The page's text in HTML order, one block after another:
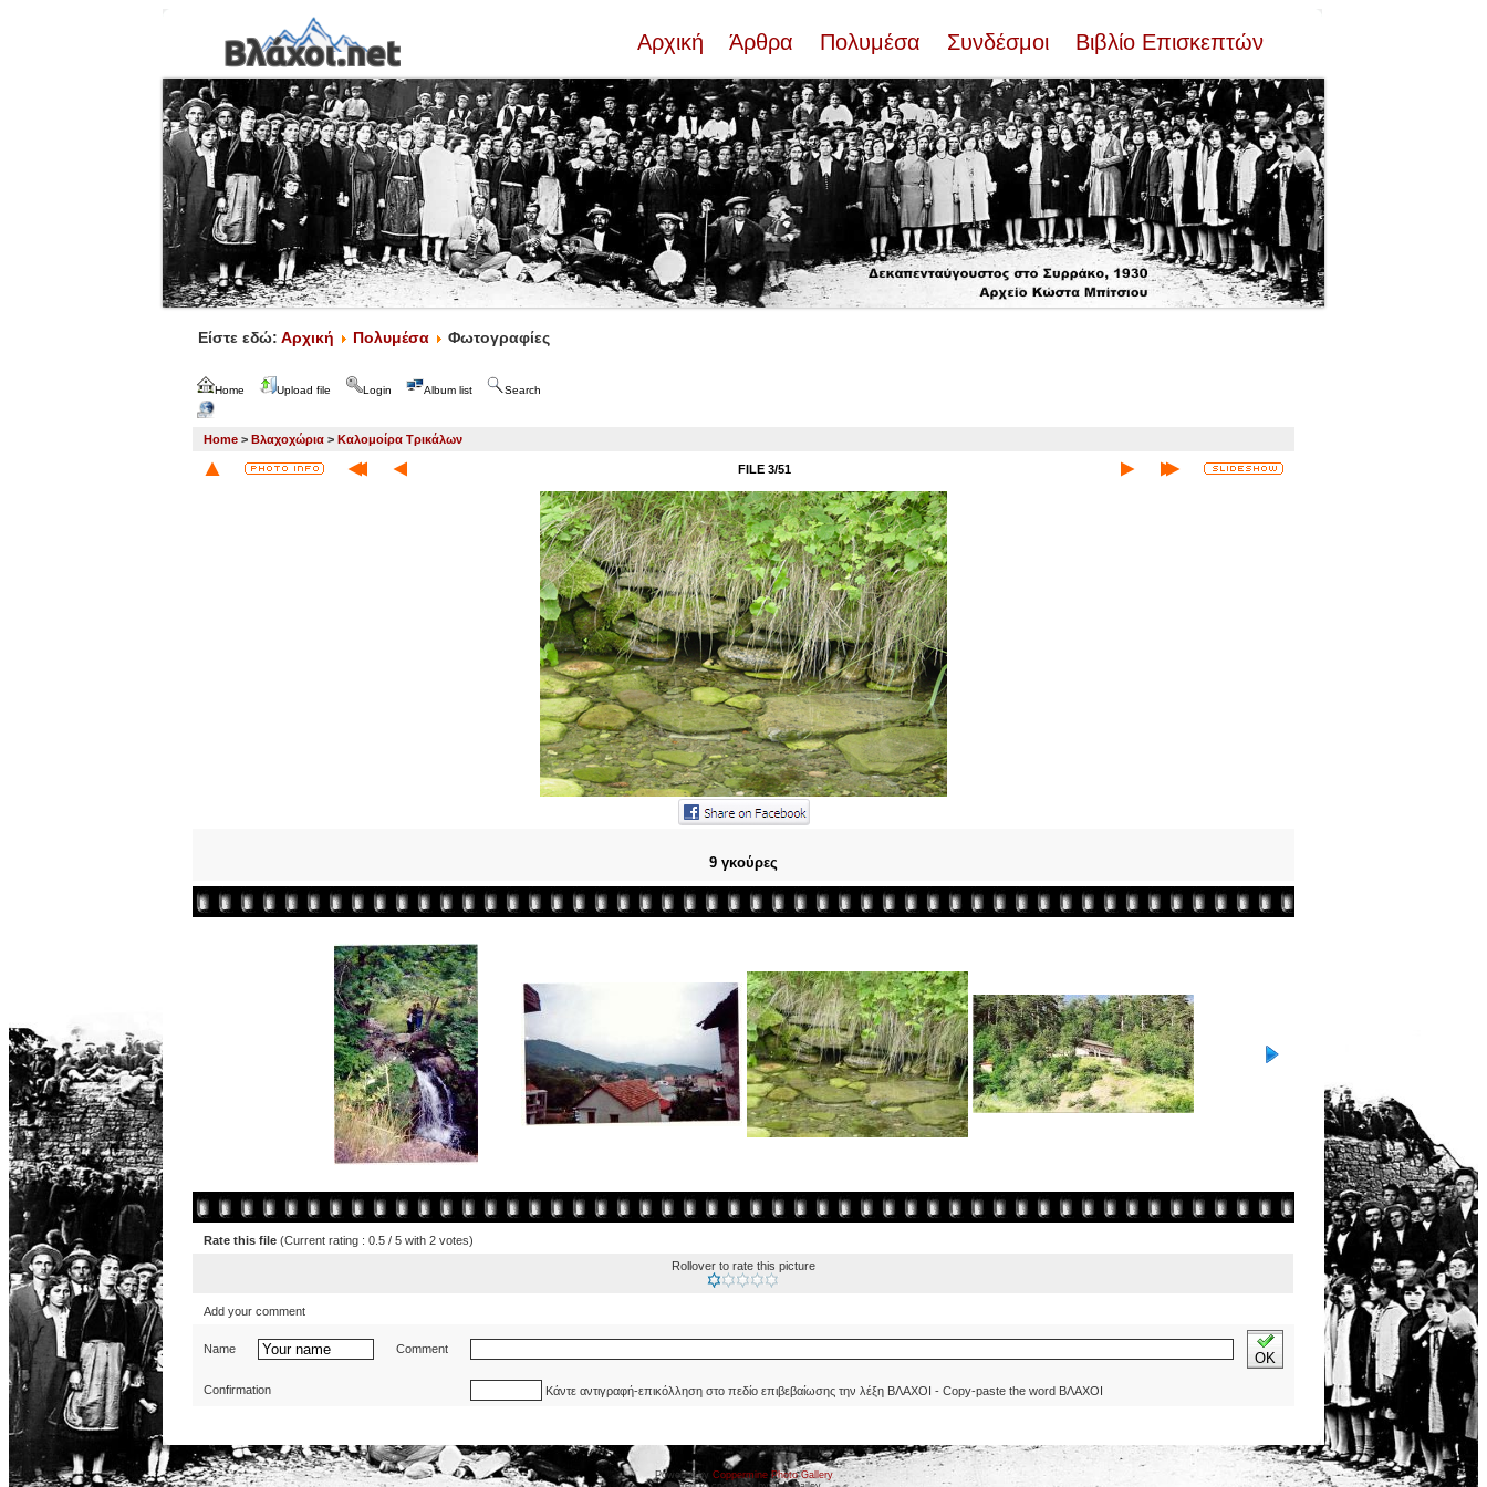
Αρχική Άρθρα Πολυμέσα Συνδέσμοι Βιβλίο Επισκεπτών
Είστε εδώ: Αρχική Πολυμέσα Φωτογραφίες
Home Upload file Login Album list Search
Home > Βλαχοχώρια > Καλομοίρα Τρικάλων
FILE 3/51
9 γκούρες
Rate this file (Current rating : 0.5 / 5 with 2 votes)
Rollover to rate this picture
Add your comment
Name Comment
OK
Confirmation Κάντε αντιγραφή-επικόλληση στο πεδίο επιβεβαίωσης την λέξη ΒΛΑΧΟΙ - Copy-paste the word ΒΛΑΧΟΙ
Powered by Coppermine Photo Gallery